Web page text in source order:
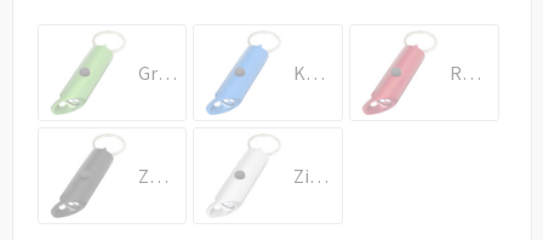
Draagtassen
Papieren tassen
Strandtassen
Groen Koningsblauw Rood
Zwart Zilver